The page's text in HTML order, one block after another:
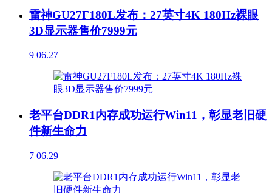
雷神GU27F180L发布：27英寸4K 180Hz裸眼
3D显示器售价7999元
9 06.27
老平台DDR1内存成功运行Win11，彰显老旧硬
件新生命力
7 06.29